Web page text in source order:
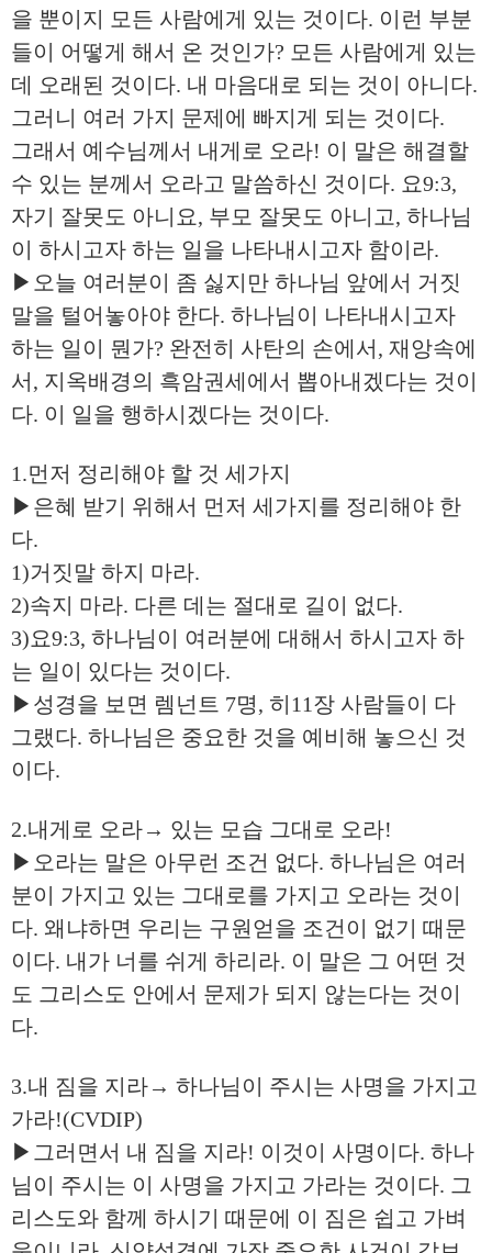
을 뿐이지 모든 사람에게 있는 것이다. 이런 부분
들이 어떻게 해서 온 것인가? 모든 사람에게 있는
데 오래된 것이다. 내 마음대로 되는 것이 아니다.
그러니 여러 가지 문제에 빠지게 되는 것이다.
그래서 예수님께서 내게로 오라! 이 말은 해결할
수 있는 분께서 오라고 말씀하신 것이다. 요9:3,
자기 잘못도 아니요, 부모 잘못도 아니고, 하나님
이 하시고자 하는 일을 나타내시고자 함이라.
▶오늘 여러분이 좀 싫지만 하나님 앞에서 거짓
말을 털어놓아야 한다. 하나님이 나타내시고자
하는 일이 뭔가? 완전히 사탄의 손에서, 재앙속에
서, 지옥배경의 흑암권세에서 뽑아내겠다는 것이
다. 이 일을 행하시겠다는 것이다.
1.먼저 정리해야 할 것 세가지
▶은혜 받기 위해서 먼저 세가지를 정리해야 한
다.
1)거짓말 하지 마라.
2)속지 마라. 다른 데는 절대로 길이 없다.
3)요9:3, 하나님이 여러분에 대해서 하시고자 하
는 일이 있다는 것이다.
▶성경을 보면 렘넌트 7명, 히11장 사람들이 다
그랬다. 하나님은 중요한 것을 예비해 놓으신 것
이다.
2.내게로 오라→ 있는 모습 그대로 오라!
▶오라는 말은 아무런 조건 없다. 하나님은 여러
분이 가지고 있는 그대로를 가지고 오라는 것이
다. 왜냐하면 우리는 구원얻을 조건이 없기 때문
이다. 내가 너를 쉬게 하리라. 이 말은 그 어떤 것
도 그리스도 안에서 문제가 되지 않는다는 것이
다.
3.내 짐을 지라→ 하나님이 주시는 사명을 가지고
가라!(CVDIP)
▶그러면서 내 짐을 지라! 이것이 사명이다. 하나
님이 주시는 이 사명을 가지고 가라는 것이다. 그
리스도와 함께 하시기 때문에 이 짐은 쉽고 가벼